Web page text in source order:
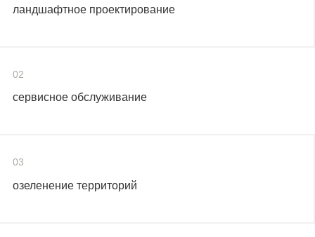
ландшафтное проектирование
02
сервисное обслуживание
03
озеленение территорий